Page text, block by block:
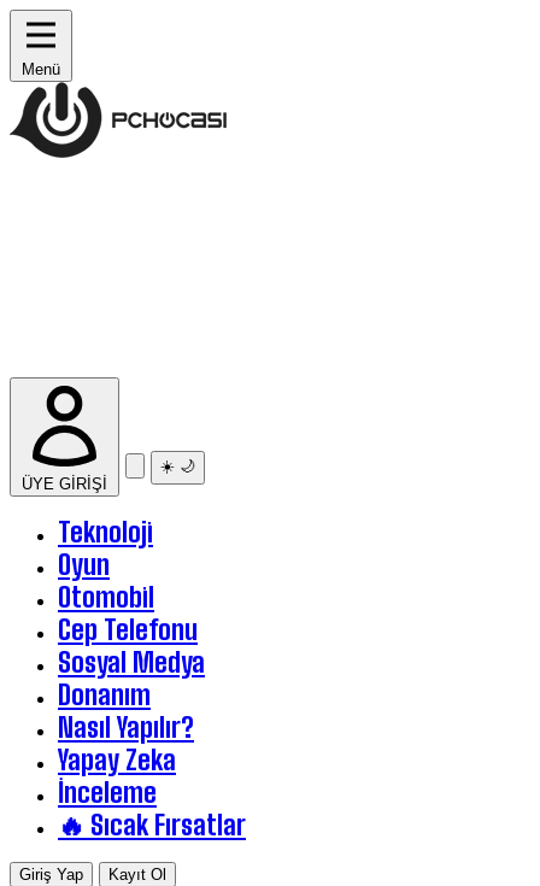
Menü
ÜYE GİRİŞİ
☀️ 🌙
Teknoloji
Oyun
Otomobil
Cep Telefonu
Sosyal Medya
Donanım
Nasıl Yapılır?
Yapay Zeka
İnceleme
🔥 Sıcak Fırsatlar
Giriş Yap Kayıt Ol